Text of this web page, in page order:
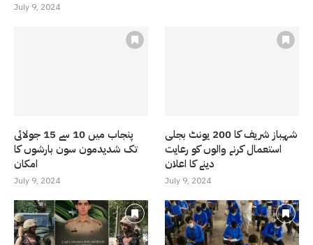
July 9, 2024
پنجاب میں 10 سے 15 جولائی
تک شدیدمون سون بارشوں کا
امکان
July 9, 2024
شہباز شریف کا 200 یونٹ بجلی
استعمال کرنے والوں کو رعایت
دینے کا اعلان
July 9, 2024